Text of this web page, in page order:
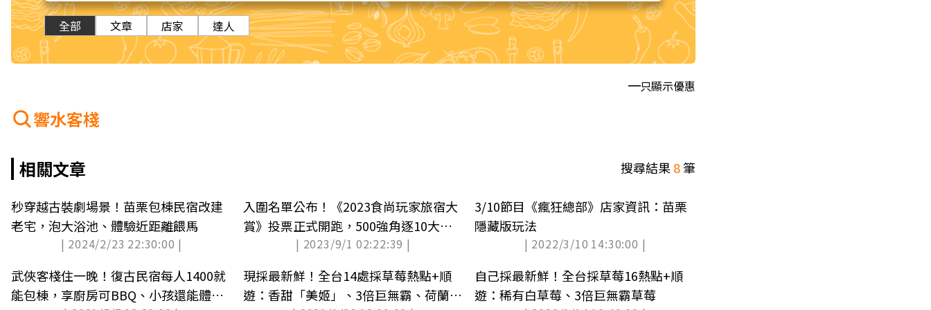
全部 文章 店家 達人
只顯示優惠
響水客棧
相關文章 搜尋結果8筆
秒穿越古裝劇場景！苗栗包棟民宿改建
老宅，泡大浴池、體驗近距離餵馬
| 2024/2/23 22:30:00 |
入圍名單公布！《2023食尚玩家旅宿大
賞》投票正式開跑，500強角逐10大獎
| 2023/9/1 02:22:39 |
3/10節目《瘋狂總部》店家資訊：苗栗
隱藏版玩法
| 2022/3/10 14:30:00 |
武俠客棧住一晚！復古民宿每人1400就
能包棟，享廚房可BBQ、小孩還能體驗
現採最新鮮！全台14處採草莓熱點+順
遊：香甜「美姬」、3倍巨無霸、荷蘭魔
自己採最新鮮！全台採草莓16熱點+順
遊：稀有白草莓、3倍巨無霸草莓